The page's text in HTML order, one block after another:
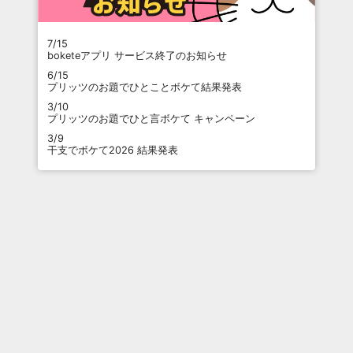
7/15
boketeアプリ サービス終了のお知らせ
6/15
プリッツのお題でひとことボケて結果発表
3/10
プリッツのお題でひと言ボケて キャンペーン
3/9
干支でボケて2026 結果発表